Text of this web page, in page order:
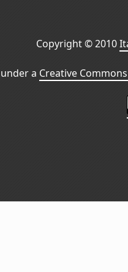
Copyright © 2010
a Creative